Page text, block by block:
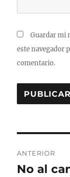
Guardar mi
este navegador
comentario.
de
ANTERIOR
Entrada
No al